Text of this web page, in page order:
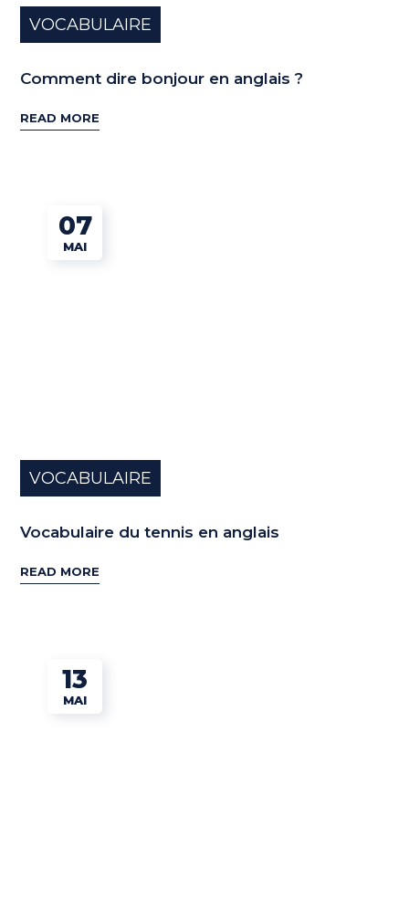
VOCABULAIRE
Comment dire bonjour en anglais ?
READ MORE
07
MAI
VOCABULAIRE
Vocabulaire du tennis en anglais
READ MORE
13
MAI